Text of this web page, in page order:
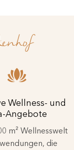
Wellness- und
Angebote
m² Wellnesswelt
die